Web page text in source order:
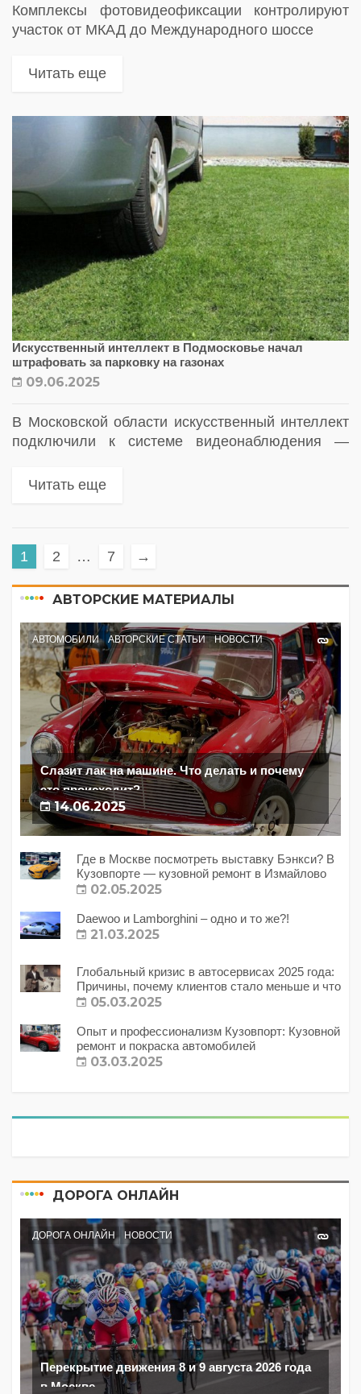
Комплексы фотовидеофиксации контролируют
участок от МКАД до Международного шоссе
Читать еще
Искусственный интеллект в Подмосковье начал
штрафовать за парковку на газонах
09.06.2025
В Московской области искусственный интеллект
подключили к системе видеонаблюдения —
припаркованные на газонах
Читать еще
1 2 … 7 →
АВТОРСКИЕ МАТЕРИАЛЫ
АВТОМОБИЛИ АВТОРСКИЕ СТАТЬИ НОВОСТИ
Слазит лак на машине. Что делать и почему
это происходит?
14.06.2025
Где в Москве посмотреть выставку Бэнкси? В
Кузовпорте — кузовной ремонт в Измайлово
02.05.2025
Daewoo и Lamborghini – одно и то же?!
21.03.2025
Глобальный кризис в автосервисах 2025 года:
Причины, почему клиентов стало меньше и что
с этим делать?
05.03.2025
Опыт и профессионализм Кузовпорт: Кузовной
ремонт и покраска автомобилей
03.03.2025
ДОРОГА ОНЛАЙН
ДОРОГА ОНЛАЙН НОВОСТИ
Перекрытие движения 8 и 9 августа 2026 года
в Москве